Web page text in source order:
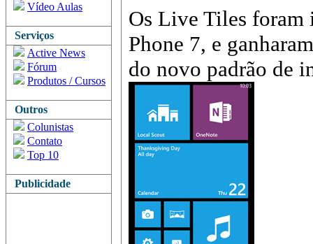
Vídeo Aulas
Serviços
Active News
Fórum
Produtos / Cursos
Outros
Colunistas
Contato
Top 10
Publicidade
Os Live Tiles foram
Phone 7, e
do novo padrão de